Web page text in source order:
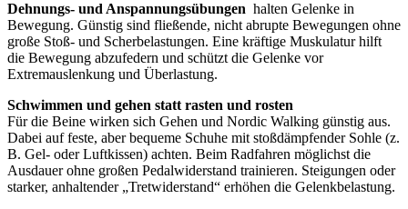
Dehnungs- und Anspannungsübungen halten Gelenke in
Bewegung. Günstig sind fließende, nicht abrupte Bewegungen ohne
große Stoß- und Scherbelastungen. Eine kräftige Muskulatur hilft
die Bewegung abzufedern und schützt die Gelenke vor
Extremauslenkung und Überlastung.
Schwimmen und gehen statt rasten und rosten
Für die Beine wirken sich Gehen und Nordic Walking günstig aus.
Dabei auf feste, aber bequeme Schuhe mit stoßdämpfender Sohle (z.
B. Gel- oder Luftkissen) achten. Beim Radfahren möglichst die
Ausdauer ohne großen Pedalwiderstand trainieren. Steigungen oder
starker, anhaltender „Tretwiderstand“ erhöhen die Gelenkbelastung.